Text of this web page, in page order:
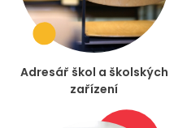
Adresář škol a školských
zařízení